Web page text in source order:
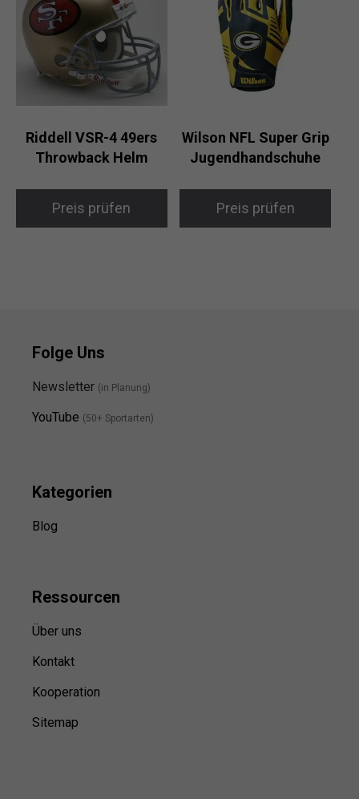
Riddell VSR-4 49ers
Throwback Helm
Preis prüfen
Wilson NFL Super Grip
Jugendhandschuhe
Preis prüfen
Folge Uns
Newsletter (in Planung)
YouTube (50+ Sportarten)
Kategorien
Blog
Ressourcen
Über uns
Kontakt
Kooperation
Sitemap